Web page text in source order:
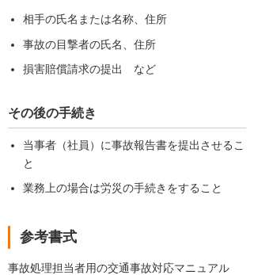
相手の氏名または名称、住所
事故の目撃者の氏名、住所
損害賠償請求の提出 など
その後の手続き
当事者（社員）に事故報告書を提出させるこ
と
業務上の場合は労災の手続きをすること
参考書式
事故処理担当者用の交通事故対応マニュアル